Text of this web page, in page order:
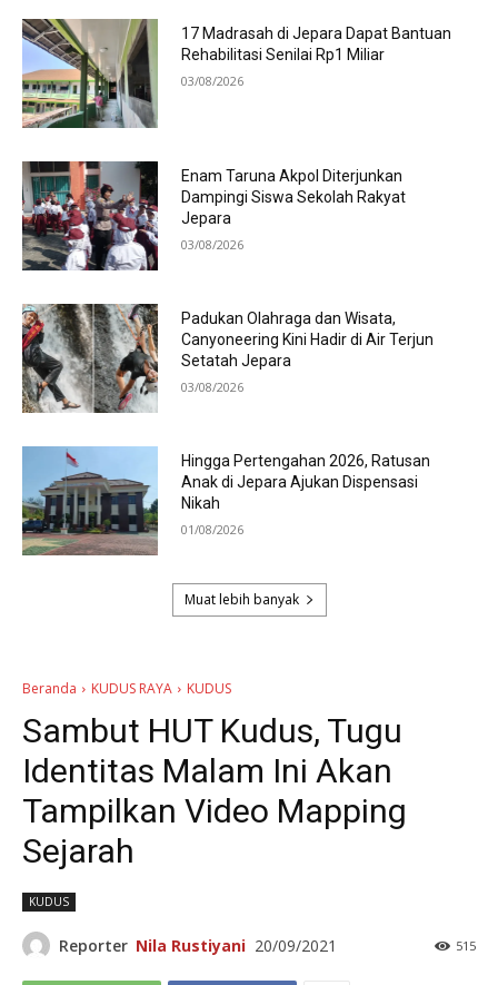
17 Madrasah di Jepara Dapat Bantuan
Rehabilitasi Senilai Rp1 Miliar
03/08/2026
Enam Taruna Akpol Diterjunkan
Dampingi Siswa Sekolah Rakyat
Jepara
03/08/2026
Padukan Olahraga dan Wisata,
Canyoneering Kini Hadir di Air Terjun
Setatah Jepara
03/08/2026
Hingga Pertengahan 2026, Ratusan
Anak di Jepara Ajukan Dispensasi
Nikah
01/08/2026
Muat lebih banyak